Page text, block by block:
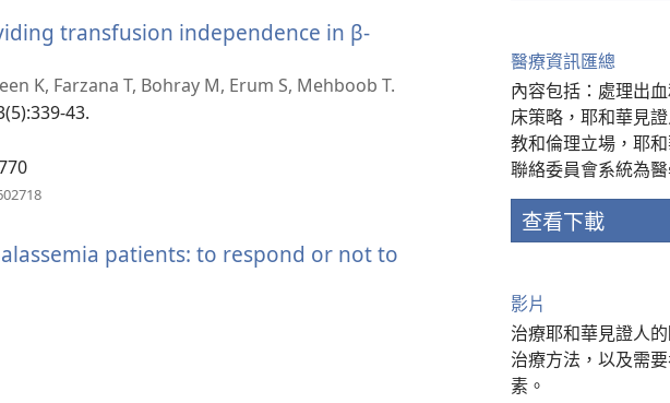
transfusion independence in β-
K, Farzana T, Bohray M, Erum S, Mehboob T.
43.
視
patients: to respond or not to
醫療資訊匯總
內容包括：處理出
床策略，耶和華見
教和倫理立場，耶
聯絡委員會系統為
查看下載
影片
治療耶和華見證人
治療方法，以及需
素。